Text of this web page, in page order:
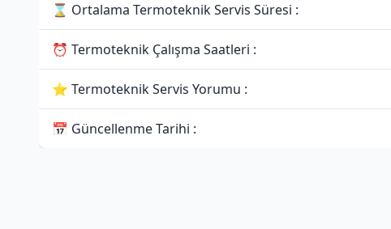
⌛ Ortalama Termoteknik Servis Süresi :
⏰ Termoteknik Çalışma Saatleri :
⭐ Termoteknik Servis Yorumu :
📅 Güncellenme Tarihi :